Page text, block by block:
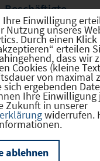
Beschäftigte
Infrastruktur
Ihre Einwilligung
Nutzung unseres
Durch einen
erteilen
dass wir
Cookies (kleine
von maximal
sich ergebenden
Ihre
Zukunft in unserer
widerrufen.
ablehnen